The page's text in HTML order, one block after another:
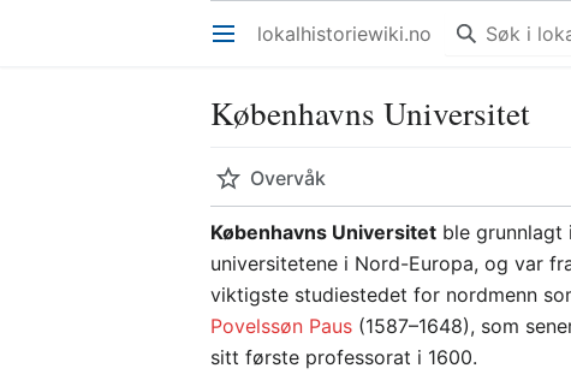
Åpne hovedmenyen lokalhistoriewiki.no
Københavns Universitet
Overvåk
Københavns Universitet ble grunnlagt
universitetene i Nord-Europa, og var
viktigste studiestedet for nordmenn
Povelssøn Paus (1587–1648), som
sitt første professorat i 1600.